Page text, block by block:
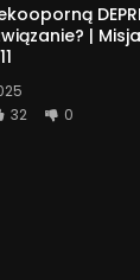
| Misja
32 0